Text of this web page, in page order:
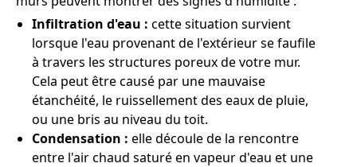
Infiltration d'eau : cette situation survient
lorsque l'eau provenant de l'extérieur se faufile
à travers les structures poreux de votre mur.
Cela peut être causé par une mauvaise
étanchéité, le ruissellement des eaux de pluie,
ou une bris au niveau du toit.
Condensation : elle découle de la rencontre
entre l'air chaud saturé en vapeur d'eau et une